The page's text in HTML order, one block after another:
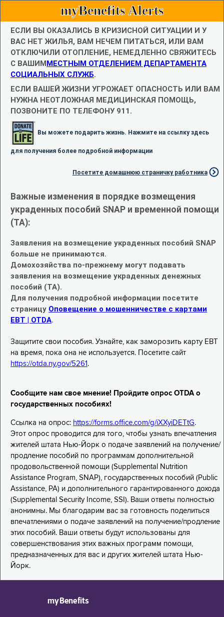
myBenefits Alerts
ЕСЛИ ВЫ ОКАЗАЛИСЬ В КРИЗИСНОЙ СИТУАЦИИ И У
ВАС НЕТ ЖИЛЬЯ, ВАМ НЕЧЕМ ПИТАТЬСЯ, ИЛИ ВАМ
ОТКЛЮЧИЛИ ОТОПЛЕНИЕ, НЕМЕДЛЕННО СВЯЖИТЕСЬ
С ВАШИММЕСТНЫМ ОТДЕЛЕНИЕМ ДЕПАРТАМЕНТА
СОЦИАЛЬНЫХ СЛУЖБ.
ЕСЛИ ВАШЕЙ ЖИЗНИ УГРОЖАЕТ ОПАСНОСТЬ ИЛИ ВАМ
НУЖНА НЕОТЛОЖНАЯ МЕДИЦИНСКАЯ ПОМОЩЬ,
ПОЗВОНИТЕ ПО ТЕЛЕФОНУ 911.
Вы можете подарить жизнь. Нажмите на ссылку здесь
для получения более подробной информации
Посетите домашнюю страничку работника
Важные изменения в порядке возмещения
украденных пособий SNAP и временной помощи
(TA):
Заявления на возмещение украденных пособий SNAP
больше не принимаются.
Домохозяйства по-прежнему могут подавать
заявления на возмещение украденных денежных
пособий (TA).
Для получения подробной информации посетите
страницу Оповещение о мошенничестве с картами
EBT | OTDA.
Защитите свои пособия. Узнайте, как заморозить карту EBT
на время, пока она не используется. Посетите сайт
https://otda.ny.gov/5261 .
Сообщите нам свое мнение! Пройдите опрос OTDA о
государственных пособиях!
Ссылка на опрос: https://forms.office.com/g/iXXyiDETtG.
Этот опрос проводится для того, чтобы узнать впечатления
жителей штата Нью-Йорк о подаче заявлений на получение/
продление пособий по программам дополнительной
продовольственной помощи (Supplemental Nutrition
Assistance Program, SNAP), государственных пособий (Public
Assistance, PA) и дополнительного гарантированного дохода
(Supplemental Security Income, SSI). Ваши ответы полностью
анонимны. Мы благодарим вас за готовность поделиться
впечатлениями о подаче заявлений на получение/продление
этих пособий. Ваши ответы будут использованы для
совершенствования этих важных программ помощи,
предназначенных для вас и других жителей штата Нью-
Йорк.
myBenefits